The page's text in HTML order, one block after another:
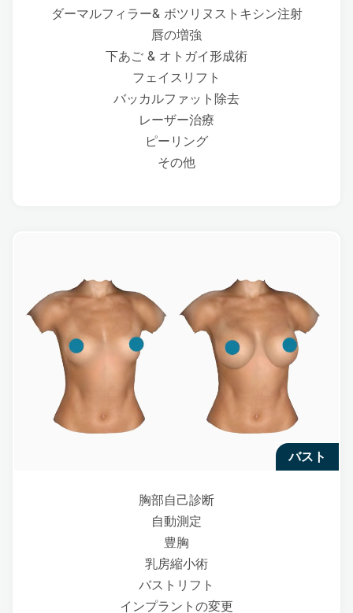
ダーマルフィラー& ボツリヌストキシン注射
唇の増強
下あご & オトガイ形成術
フェイスリフト
バッカルファット除去
レーザー治療
ピーリング
その他
バスト
胸部自己診断
自動測定
豊胸
乳房縮小術
バストリフト
インプラントの変更